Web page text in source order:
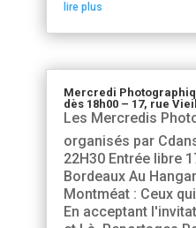
lire plus
Mercredi
dès 18h00 – 17, rue
Les Mercredis
organisés par
22H30 Entrée libre
Bordeaux Au
Montméat : Ceux
En acceptant